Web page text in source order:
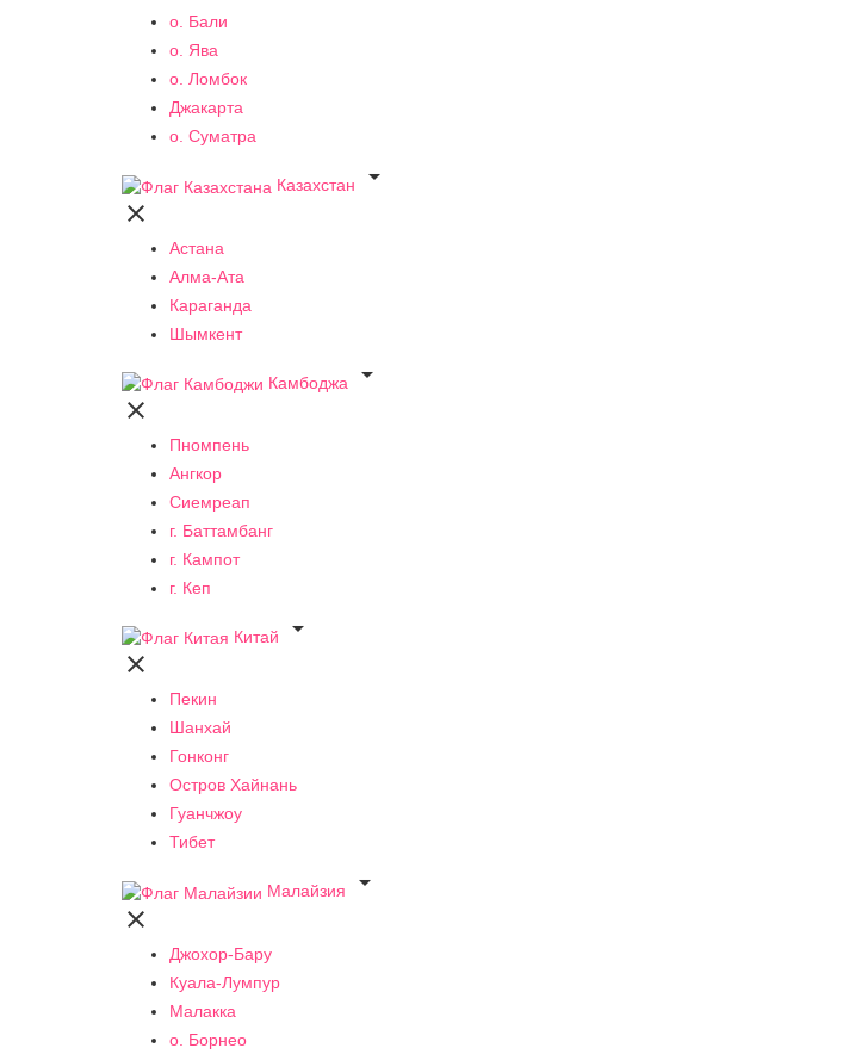
о. Бали
о. Ява
о. Ломбок
Джакарта
о. Суматра
Казахстан


Астана
Алма-Ата
Караганда
Шымкент
Камбоджа


Пномпень
Ангкор
Сиемреап
г. Баттамбанг
г. Кампот
г. Кеп
Китай


Пекин
Шанхай
Гонконг
Остров Хайнань
Гуанчжоу
Тибет
Малайзия


Джохор-Бару
Куала-Лумпур
Малакка
о. Борнео